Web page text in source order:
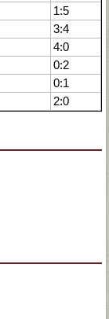
1:5
3:4
4:0
0:2
0:1
2:0